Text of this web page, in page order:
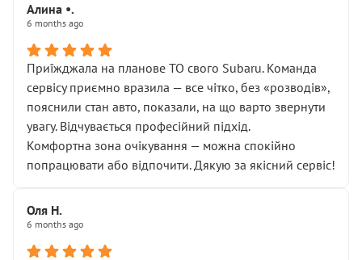
Алина •.
6 months ago
Приїжджала на планове ТО свого Subaru. Команда
сервісу приємно вразила — все чітко, без «розводів»,
пояснили стан авто, показали, на що варто звернути
увагу. Відчувається професійний підхід.
Комфортна зона очікування — можна спокійно
попрацювати або відпочити. Дякую за якісний сервіс!
Оля Н.
6 months ago